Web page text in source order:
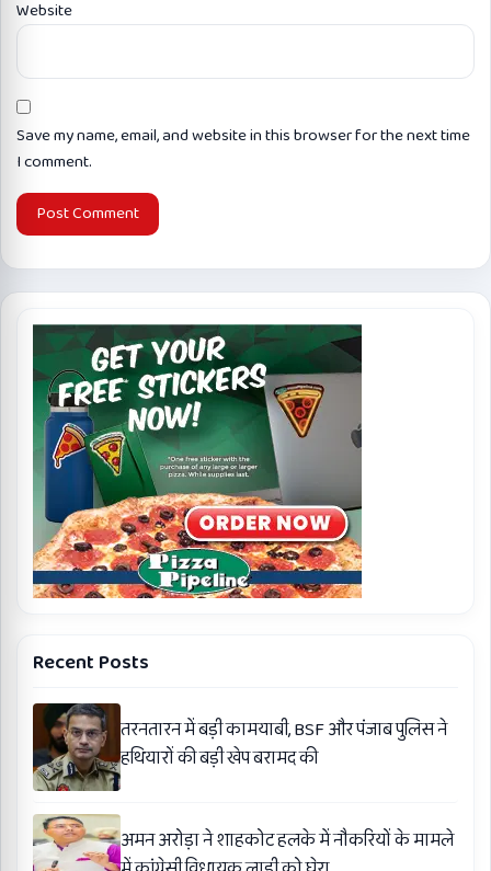
Website
Save my name, email, and website in this browser for the next time
I comment.
Recent Posts
तरनतारन में बड़ी कामयाबी, BSF और पंजाब पुलिस ने
हथियारों की बड़ी खेप बरामद की
अमन अरोड़ा ने शाहकोट हलके में नौकरियों के मामले